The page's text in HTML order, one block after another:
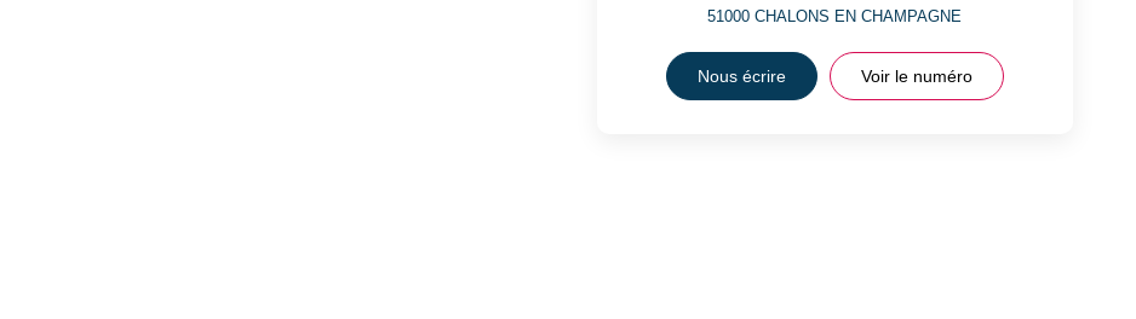
51000CHALONS EN CHAMPAGNE
Nous écrire Voir le numéro